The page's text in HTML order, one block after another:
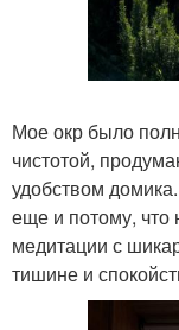
Мое окр было
чистотой,
удобством
еще и потому, что
медитации с
тишине и